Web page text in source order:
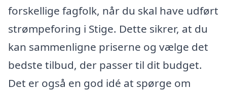
forskellige fagfolk, når du skal have udført
strømpeforing i Stige. Dette sikrer, at du
kan sammenligne priserne og vælge det
bedste tilbud, der passer til dit budget.
Det er også en god idé at spørge om